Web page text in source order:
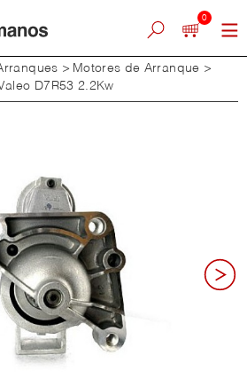
0
> Motores de Arranque >
D7R53 2.2Kw